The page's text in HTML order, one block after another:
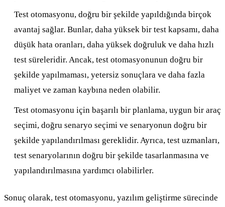
Test otomasyonu, doğru bir şekilde yapıldığında birçok
avantaj sağlar. Bunlar, daha yüksek bir test kapsamı, daha
düşük hata oranları, daha yüksek doğruluk ve daha hızlı
test süreleridir. Ancak, test otomasyonunun doğru bir
şekilde yapılmaması, yetersiz sonuçlara ve daha fazla
maliyet ve zaman kaybına neden olabilir.
Test otomasyonu için başarılı bir planlama, uygun bir araç
seçimi, doğru senaryo seçimi ve senaryonun doğru bir
şekilde yapılandırılması gereklidir. Ayrıca, test uzmanları,
test senaryolarının doğru bir şekilde tasarlanmasına ve
yapılandırılmasına yardımcı olabilirler.
Sonuç olarak, test otomasyonu, yazılım geliştirme sürecinde